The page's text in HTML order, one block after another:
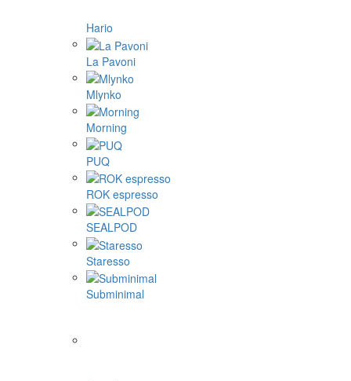
Hario
La Pavoni
Mlynko
Morning
PUQ
ROK espresso
SEALPOD
Staresso
Subminimal